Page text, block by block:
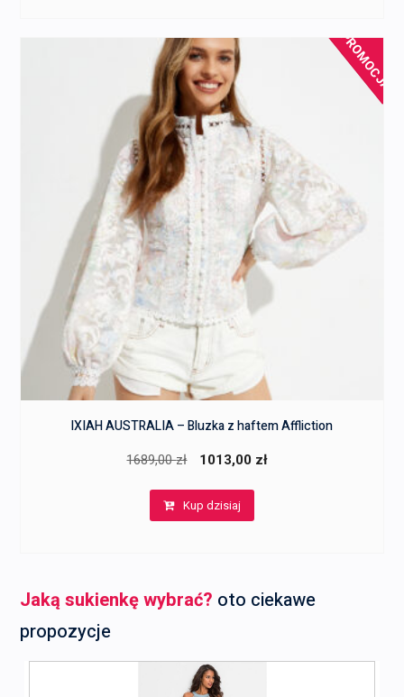
PROMOCJA!
IXIAH AUSTRALIA – Bluzka z haftem Affliction
1689,00zł
Pierwotna
wynosiła:
1013,00 zł
Kup dzisiaj
Jaką sukienkę wybrać? oto ciekawe
propozycje